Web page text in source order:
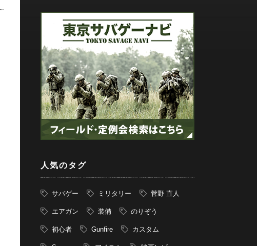
人気のタグ
サバゲー ミリタリー 菅野 直人
エアガン 装備 のりぞう
初心者 Gunfire カスタム